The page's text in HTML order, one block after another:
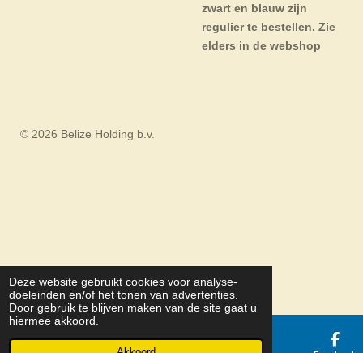
Deze website gebruikt cookies voor analyse-
doeleinden en/of het tonen van advertenties.
Door gebruik te blijven maken van de site gaat u
hiermee akkoord.
zwart en blauw zijn
regulier te bestellen. Zie
elders in de webshop
© 2026 Belize Holding b.v.